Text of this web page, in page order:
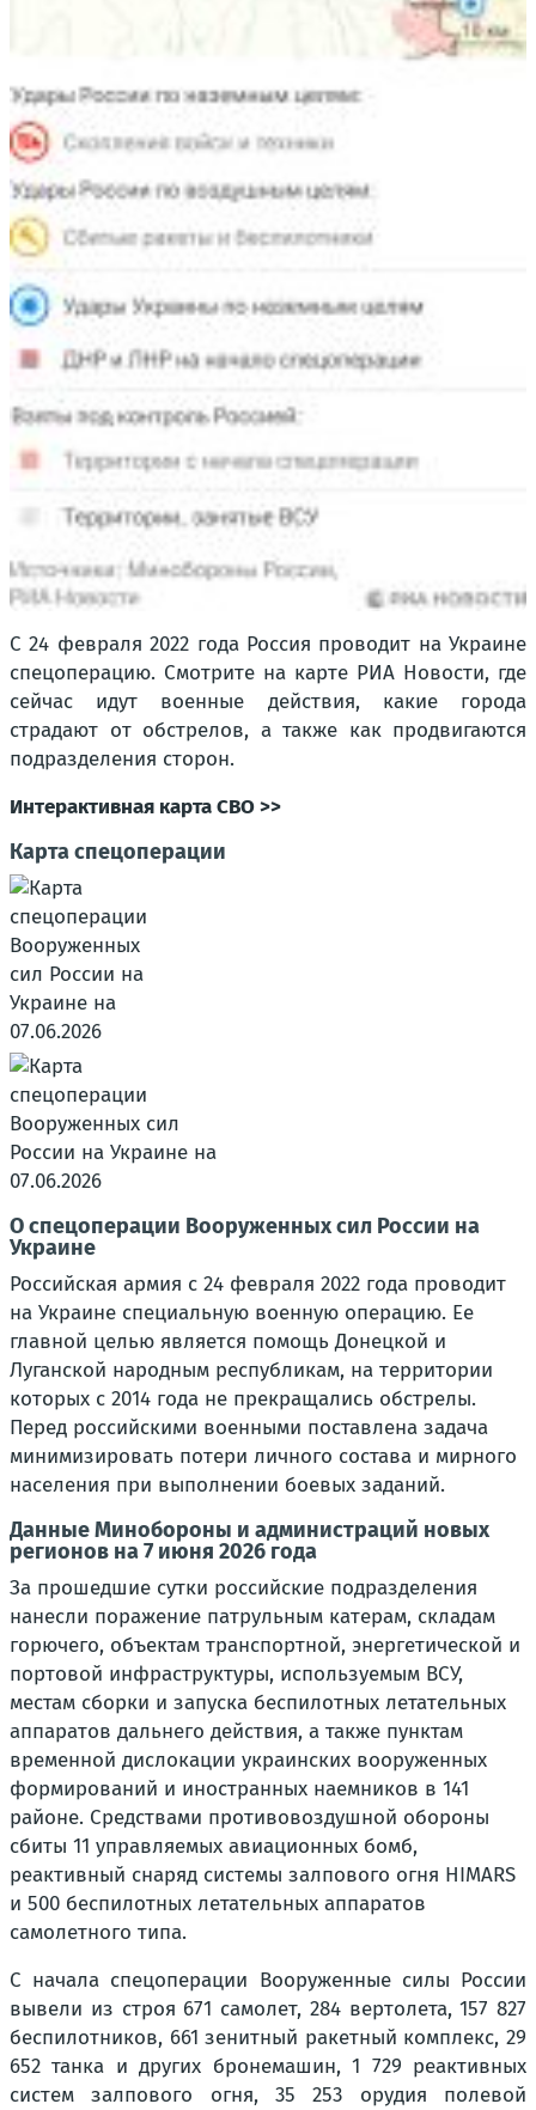
С 24 февраля 2022 года Россия проводит на Украине
спецоперацию. Смотрите на карте РИА Новости, где
сейчас идут военные действия, какие города
страдают от обстрелов, а также как продвигаются
подразделения сторон.
Интерактивная карта СВО >>
Карта спецоперации
О спецоперации Вооруженных сил России на
Украине
Российская армия с 24 февраля 2022 года проводит
на Украине специальную военную операцию. Ее
главной целью является помощь Донецкой и
Луганской народным республикам, на территории
которых с 2014 года не прекращались обстрелы.
Перед российскими военными поставлена задача
минимизировать потери личного состава и мирного
населения при выполнении боевых заданий.
Данные Минобороны и администраций новых
регионов на 7 июня 2026 года
За прошедшие сутки российские подразделения
нанесли поражение патрульным катерам, складам
горючего, объектам транспортной, энергетической и
портовой инфраструктуры, используемым ВСУ,
местам сборки и запуска беспилотных летательных
аппаратов дальнего действия, а также пунктам
временной дислокации украинских вооруженных
формирований и иностранных наемников в 141
районе. Средствами противовоздушной обороны
сбиты 11 управляемых авиационных бомб,
реактивный снаряд системы залпового огня HIMARS
и 500 беспилотных летательных аппаратов
самолетного типа.
С начала спецоперации Вооруженные силы России
вывели из строя 671 самолет, 284 вертолета, 157 827
беспилотников, 661 зенитный ракетный комплекс, 29
652 танка и других бронемашин, 1 729 реактивных
систем залпового огня, 35 253 орудия полевой